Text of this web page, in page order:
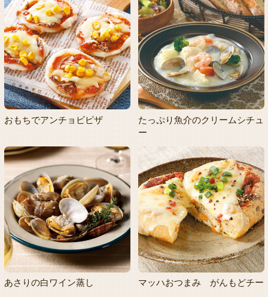
おもちでアンチョビピザ
たっぷり魚介のクリームシチュ
ー
あさりの白ワイン蒸し マッハおつまみ がんもどチー